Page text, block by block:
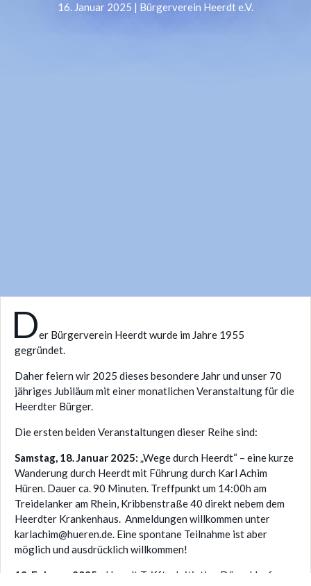
16. Januar 2025 | Bürgerverein Heerdt e.V.
Der Bürgerverein Heerdt wurde im Jahre 1955
gegründet.
Daher feiern wir 2025 dieses besondere Jahr und unser 70
jähriges Jubiläum mit einer monatlichen Veranstaltung für die
Heerdter Bürger.
Die ersten beiden Veranstaltungen dieser Reihe sind:
Samstag, 18. Januar 2025: „Wege durch Heerdt“ – eine kurze
Wanderung durch Heerdt mit Führung durch Karl Achim
Hüren. Dauer ca. 90 Minuten. Treffpunkt um 14:00h am
Treidelanker am Rhein, Kribbenstraße 40 direkt nebem dem
Heerdter Krankenhaus. Anmeldungen willkommen unter
karlachim@hueren.de. Eine spontane Teilnahme ist aber
möglich und ausdrücklich willkommen!
12. Februar 2025:
„Heerdt Trifft – Initiative Düsseldorfer